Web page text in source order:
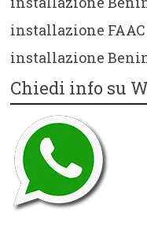
installazione
installazione
Chiedi info su